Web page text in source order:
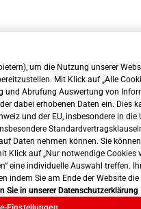
um die Nutzung unserer
Mit Klick auf „Alle
und Abrufung Auswertung von
dabei erhobenen Daten ein. Dies
und der EU, insbesondere in die
Daten nehmen können. Sie
Klick auf „Nur notwendige Cookies
eine individuelle Auswahl treffen.
indem Sie am Ende der Website die
Sie in unserer Datenschutzerklärung